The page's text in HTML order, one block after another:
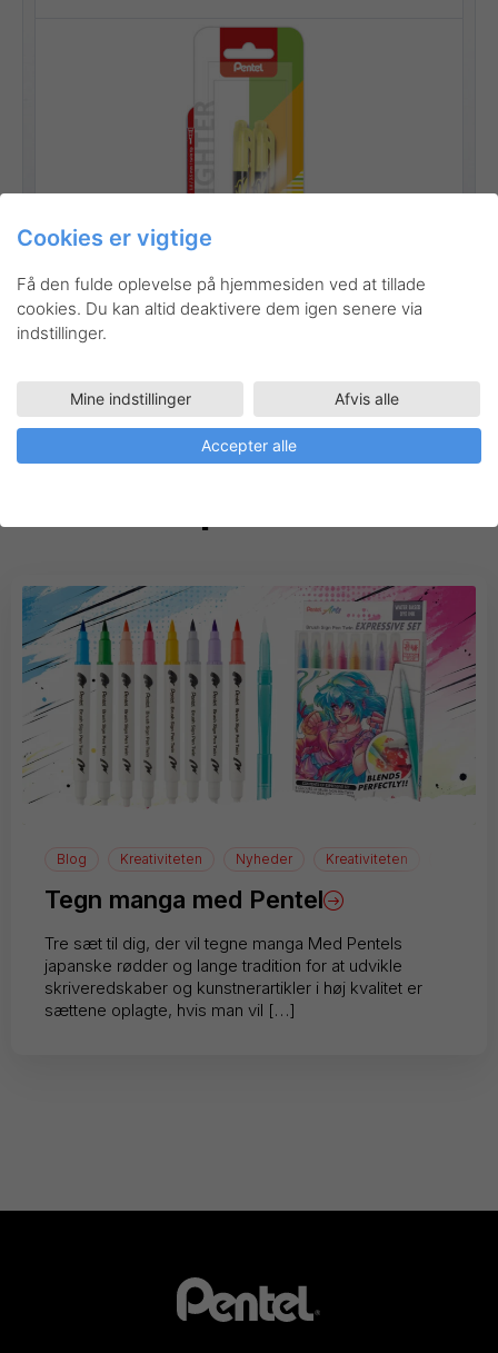
Blog Kreativiteten Nyheder Kreativiteten
Tegn manga med Pentel
Tre sæt til dig, der vil tegne manga Med Pentels
japanske rødder og lange tradition for at udvikle
skriveredskaber og kunstnerartikler i høj kvalitet er
sættene oplagte, hvis man vil […]
Cookies er vigtige
Få den fulde oplevelse på hjemmesiden ved at tillade
cookies. Du kan altid deaktivere dem igen senere via
indstillinger.
Mine indstillinger Afvis alle
Accepter alle